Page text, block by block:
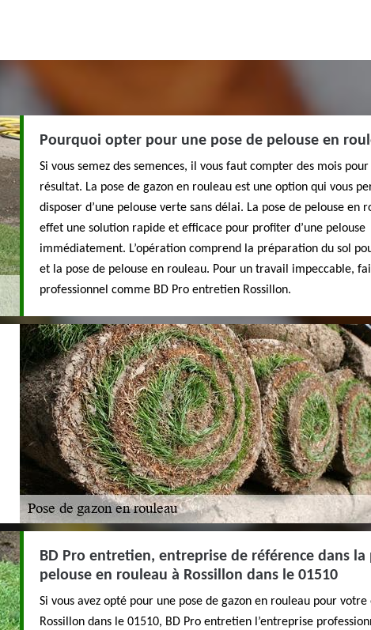
Pourquoi opter pour une pose de pelouse en
Si vous semez des semences, il vous faut compter des mois
résultat. La pose de gazon en rouleau est une option qui vous
disposer d’une pelouse verte sans délai. La pose de pelouse en
effet une solution rapide et efficace pour profiter d’une pelouse
immédiatement. L’opération comprend la préparation du sol
et la pose de pelouse en rouleau. Pour un travail impeccable,
professionnel comme BD Pro entretien Rossillon.
BD Pro entretien, entreprise de référence dans la
pelouse en rouleau à Rossillon dans le 01510
Si vous avez opté pour une pose de gazon en rouleau pour votre
Rossillon dans le 01510, BD Pro entretien l’entreprise